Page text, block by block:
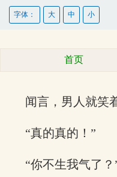
字体： 大 中 小
首页
闻言，男人就笑
“真的真的！”
“你不生我气了？